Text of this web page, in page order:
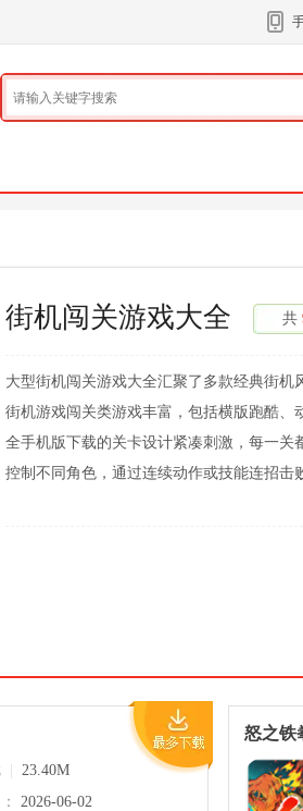
街机闯关游戏大全 共
大型街机闯关游戏大全汇聚了多款经典街
街机游戏闯关类游戏丰富，包括横版跑酷
全手机版下载的关卡设计紧凑刺激，每一
控制不同角色，通过连续动作或技能连招击
23.40M
2026-06-02
怒之铁